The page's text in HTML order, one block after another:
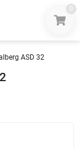
0
ASD 32